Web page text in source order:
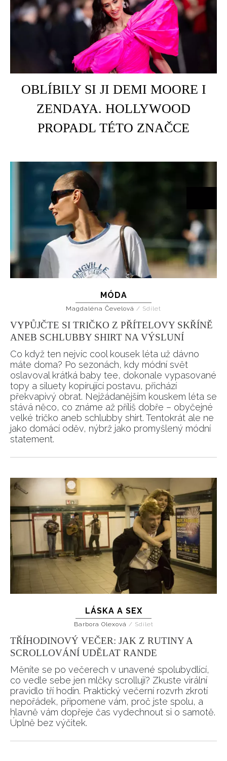
HOME
OBLÍBILY SI JI DEMI MOORE I
ZENDAYA. HOLLYWOOD
PROPADL TÉTO ZNAČCE
MÓDA
Magdaléna Čevelová / Sdílet
VYPŮJČTE SI TRIČKO Z PŘÍTELOVY SKŘÍNĚ
ANEB SCHLUBBY SHIRT NA VÝSLUNÍ
Co když ten nejvíc cool kousek léta už dávno
máte doma? Po sezonách, kdy módní svět
oslavoval krátká baby tee, dokonale vypasované
topy a siluety kopírující postavu, přichází
překvapivý obrat. Nejžádanějším kouskem léta se
stává něco, co známe až příliš dobře – obyčejné
velké tričko aneb schlubby shirt. Tentokrát ale ne
jako domácí oděv, nýbrž jako promyšlený módní
statement.
LÁSKA A SEX
Barbora Olexová / Sdílet
TŘÍHODINOVÝ VEČER: JAK Z RUTINY A
SCROLLOVÁNÍ UDĚLAT RANDE
Měníte se po večerech v unavené spolubydlící,
co vedle sebe jen mlčky scrollují? Zkuste virální
pravidlo tří hodin. Praktický večerní rozvrh zkrotí
nepořádek, připomene vám, proč jste spolu, a
hlavně vám dopřeje čas vydechnout si o samotě.
Úplně bez výčitek.